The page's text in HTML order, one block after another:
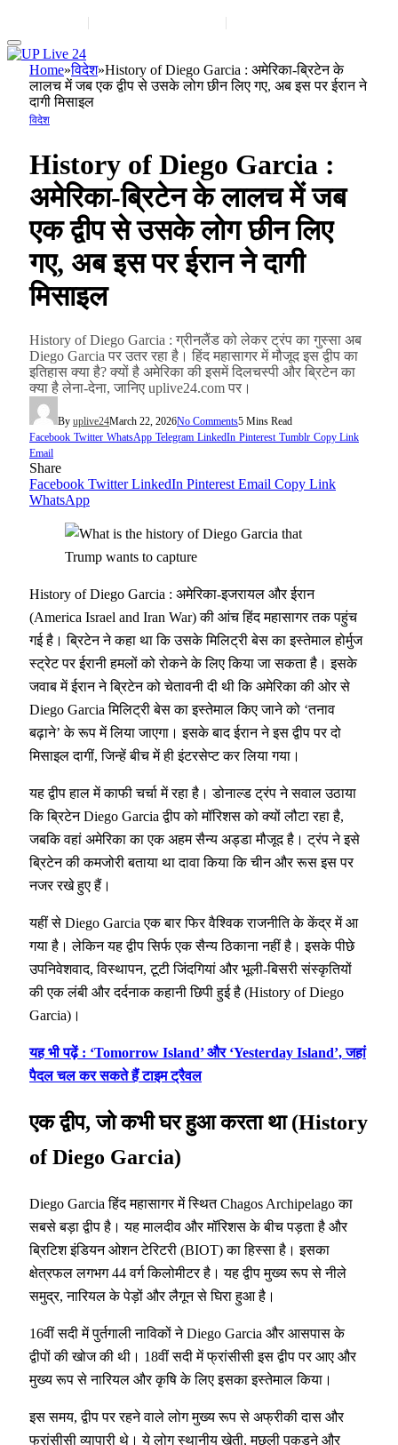
| |
Home»विदेश»History of Diego Garcia : अमेरिका-ब्रिटेन के
लालच में जब एक द्वीप से उसके लोग छीन लिए गए, अब इस पर ईरान ने
दागी मिसाइल
विदेश
History of Diego Garcia :
अमेरिका-ब्रिटेन के लालच में जब
एक द्वीप से उसके लोग छीन लिए
गए, अब इस पर ईरान ने दागी
मिसाइल
History of Diego Garcia : ग्रीनलैंड को लेकर ट्रंप का गुस्सा अब
Diego Garcia पर उतर रहा है। हिंद महासागर में मौजूद इस द्वीप का
इतिहास क्या है? क्यों है अमेरिका की इसमें दिलचस्पी और ब्रिटेन का
क्या है लेना-देना, जानिए uplive24.com पर।
By uplive24March 22, 2026No Comments5 Mins Read
Facebook Twitter WhatsApp Telegram LinkedIn Pinterest Tumblr Copy Link
Email
Share
Facebook Twitter LinkedIn Pinterest Email Copy Link
WhatsApp
History of Diego Garcia : अमेरिका-इजरायल और ईरान
(America Israel and Iran War) की आंच हिंद महासागर तक पहुंच
गई है। ब्रिटेन ने कहा था कि उसके मिलिट्री बेस का इस्तेमाल होर्मुज
स्ट्रेट पर ईरानी हमलों को रोकने के लिए किया जा सकता है। इसके
जवाब में ईरान ने ब्रिटेन को चेतावनी दी थी कि अमेरिका की ओर से
Diego Garcia मिलिट्री बेस का इस्तेमाल किए जाने को ‘तनाव
बढ़ाने’ के रूप में लिया जाएगा। इसके बाद ईरान ने इस द्वीप पर दो
मिसाइल दागीं, जिन्हें बीच में ही इंटरसेप्ट कर लिया गया।
यह द्वीप हाल में काफी चर्चा में रहा है। डोनाल्ड ट्रंप ने सवाल उठाया
कि ब्रिटेन Diego Garcia द्वीप को मॉरिशस को क्यों लौटा रहा है,
जबकि वहां अमेरिका का एक अहम सैन्य अड्डा मौजूद है। ट्रंप ने इसे
ब्रिटेन की कमजोरी बताया था दावा किया कि चीन और रूस इस पर
नजर रखे हुए हैं।
यहीं से Diego Garcia एक बार फिर वैश्विक राजनीति के केंद्र में आ
गया है। लेकिन यह द्वीप सिर्फ एक सैन्य ठिकाना नहीं है। इसके पीछे
उपनिवेशवाद, विस्थापन, टूटी जिंदगियां और भूली-बिसरी संस्कृतियों
की एक लंबी और दर्दनाक कहानी छिपी हुई है (History of Diego
Garcia)।
यह भी पढ़ें : ‘Tomorrow Island’ और ‘Yesterday Island’, जहां
पैदल चल कर सकते हैं टाइम ट्रैवल
एक द्वीप, जो कभी घर हुआ करता था (History
of Diego Garcia)
Diego Garcia हिंद महासागर में स्थित Chagos Archipelago का
सबसे बड़ा द्वीप है। यह मालदीव और मॉरिशस के बीच पड़ता है और
ब्रिटिश इंडियन ओशन टेरिटरी (BIOT) का हिस्सा है। इसका
क्षेत्रफल लगभग 44 वर्ग किलोमीटर है। यह द्वीप मुख्य रूप से नीले
समुद्र, नारियल के पेड़ों और लैगून से घिरा हुआ है।
16वीं सदी में पुर्तगाली नाविकों ने Diego Garcia और आसपास के
द्वीपों की खोज की थी। 18वीं सदी में फ्रांसीसी इस द्वीप पर आए और
मुख्य रूप से नारियल और कृषि के लिए इसका इस्तेमाल किया।
इस समय, द्वीप पर रहने वाले लोग मुख्य रूप से अफ्रीकी दास और
फ्रांसीसी व्यापारी थे। ये लोग स्थानीय खेती, मछली पकड़ने और